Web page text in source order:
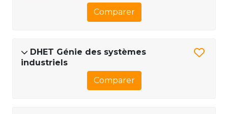
Comparer
DHET Génie des systèmes
industriels
Comparer